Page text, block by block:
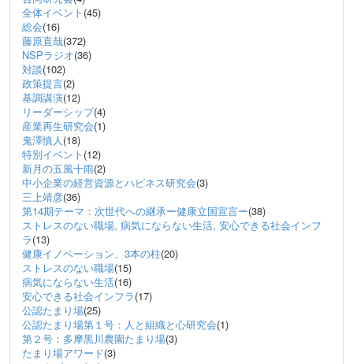
全体イベント (45)
総会(16)
藤原直哉(372)
NSPラジオ(36)
対談(102)
政策提言(2)
基調講演(12)
リーダーシップ(4)
産業再生研究会(1)
鬼澤慎人(18)
特別イベント (12)
新月の五風十雨(2)
中小企業の経営資源とハピネス研究会(3)
三上靖彦(36)
第14期テーマ：次世代への継承ー健康立国宣言ー(38)
ストレスのない職場, 病気にならない生活, 安心できる社会インフ
ラ(13)
健康イノベーション、3本の柱(20)
ストレスのない職場(15)
病気にならない生活(16)
安心できる社会インフラ(17)
公認たまり場(25)
公認たまり場第１号：人と組織と心研究会(1)
第２号：多摩黒川農園たまり場(3)
たまり場アワード(3)